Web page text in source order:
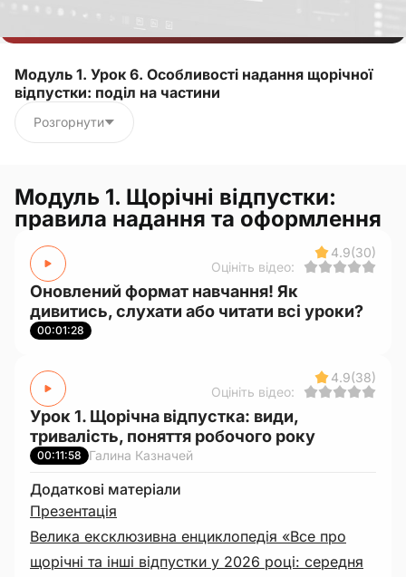
Модуль 1. Урок 6. Особливості надання щорічної
відпустки: поділ на частини
Розгорнути
Модуль 1. Щорічні відпустки:
правила надання та оформлення
4.9(30)
Оцініть відео:
Оновлений формат навчання! Як
дивитись, слухати або читати всі уроки?
00:01:28
4.9(38)
Оцініть відео:
Урок 1. Щорічна відпустка: види,
тривалість, поняття робочого року
00:11:58 Галина Казначей
Додаткові матеріали
Презентація
Велика ексклюзивна енциклопедія «Все про
щорічні та інші відпустки у 2026 році: середня